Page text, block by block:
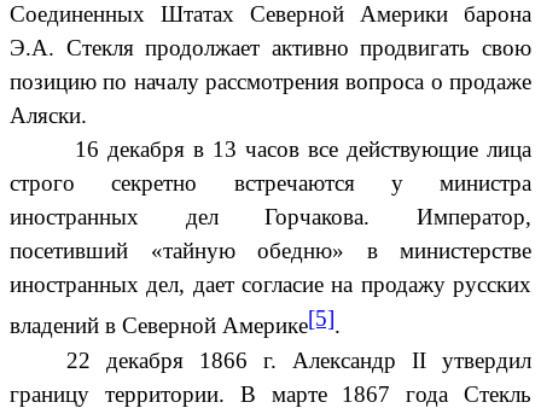
Соединенных Штатах Северной Америки барона
Э.А. Стекля продолжает активно продвигать свою
позицию по началу рассмотрения вопроса о продаже
Аляски.
16 декабря в 13 часов все действующие лица
строго секретно встречаются у министра
иностранных дел Горчакова. Император,
посетивший «тайную обедню» в министерстве
иностранных дел, дает согласие на продажу русских
владений в Северной Америке[5].
22 декабря 1866 г. Александр II утвердил
границу территории. В марте 1867 года Стекль